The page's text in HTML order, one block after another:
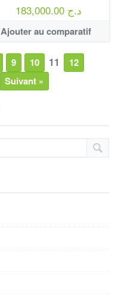
183,000.00 د.ج
Ajouter au comparatif
9 10 11
12
Suivant »